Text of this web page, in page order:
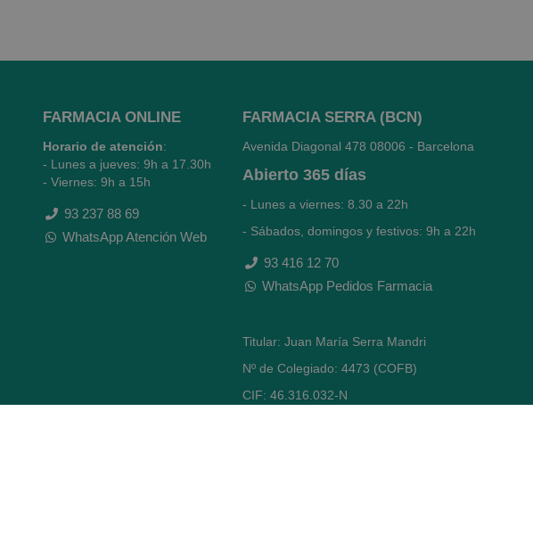
FARMACIA ONLINE
Horario de atención:
- Lunes a jueves: 9h a 17.30h
- Viernes: 9h a 15h
93 237 88 69
WhatsApp Atención Web
FARMACIA SERRA (BCN)
Avenida Diagonal 478 08006 - Barcelona
Abierto 365 días
- Lunes a viernes: 8.30 a 22h
- Sábados, domingos y festivos: 9h a 22h
93 416 12 70
WhatsApp Pedidos Farmacia
Titular: Juan María Serra Mandri
Nº de Colegiado: 4473 (COFB)
CIF: 46.316.032-N